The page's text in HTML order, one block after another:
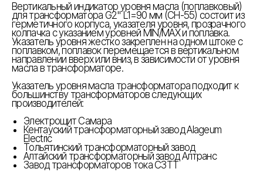
Вертикальный индикатор уровня масла (поплавковый)
для трансформатора G2" L1=90 мм (CH-55) состоит из
герметичного корпуса, указателя уровня, прозрачного
колпачка с указанием уровней MIN/MAX и поплавка.
Указатель уровня жестко закреплен на одном штоке с
поплавком, поплавок перемещается в вертикальном
направлении вверх или вниз, в зависимости от уровня
масла в трансформаторе.
Указатель уровня масла трансформатора подходит к
большинству трансформаторов следующих
производителей:
Электрощит Самара
Кентауский трансформаторный завод Alageum
Electric
Тольятинский трансформаторный завод
Алтайский трансформаторный завод Алтранс
Завод трансформаторов тока СЗТТ